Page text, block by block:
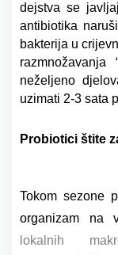
dejstva se
antibiotika
bakterija u
razmnožavanja
neželjeno
uzimati 2-3 sata
Probiotici štite
Tokom sezone
organizam na
lokalnih